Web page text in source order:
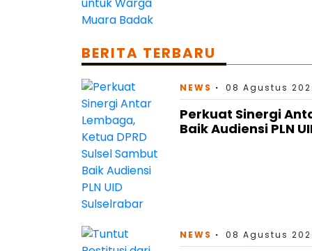
BERITA TERBARU
NEWS 08 Agustus
Perkuat Sinergi
Baik Audiensi PLN
NEWS 08 Agustus